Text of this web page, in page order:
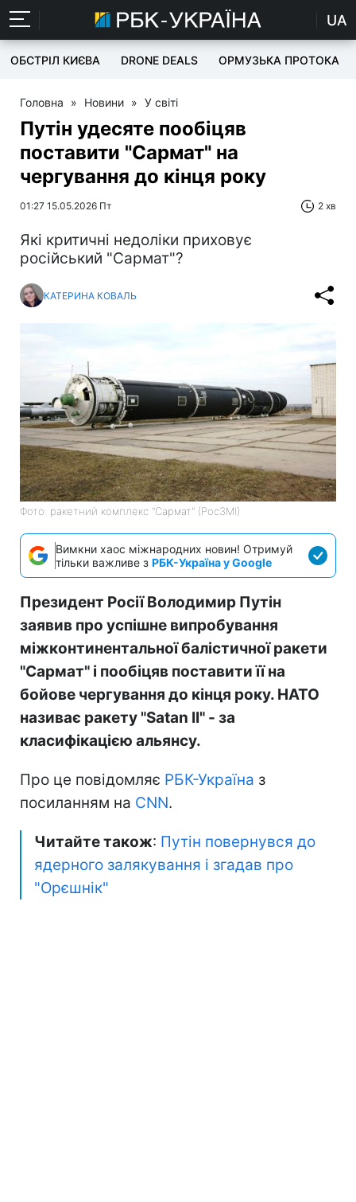
UA
ОБСТРІЛ КИЄВА DRONE DEALS ОРМУЗЬКА ПРОТОКА
Головна » Новини » У світі
Путін удесяте пообіцяв
поставити "Сармат" на
чергування до кінця року
01:27 15.05.2026 Пт 2 хв
Які критичні недоліки приховує
російський "Сармат"?
КАТЕРИНА КОВАЛЬ
Фото: ракетний комплекс "Сармат" (РосЗМІ)
Вимкни хаос міжнародних новин! Отримуй
тільки важливе з РБК-Україна у Google
Президент Росії Володимир Путін
заявив про успішне випробування
міжконтинентальної балістичної ракети
"Сармат" і пообіцяв поставити її на
бойове чергування до кінця року. НАТО
називає ракету "Satan II" - за
класифікацією альянсу.
Про це повідомляє РБК-Україна з
посиланням на CNN.
Читайте також: Путін повернувся до
ядерного залякування і згадав про
"Орєшнік"